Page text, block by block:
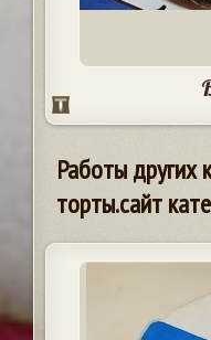
Работы других
торты.сайт